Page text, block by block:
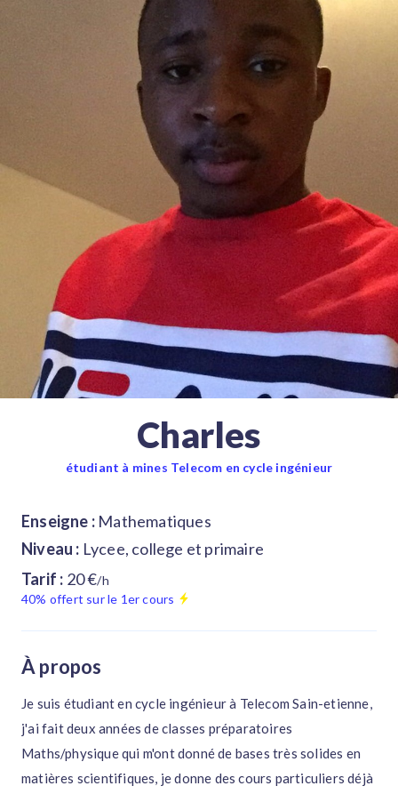
Charles
étudiant à mines Telecom en cycle ingénieur
Enseigne : Mathematiques
Niveau : Lycee, college et primaire
Tarif : 20 €/h
40% offert sur le 1er cours
À propos
Je suis étudiant en cycle ingénieur à Telecom Sain-etienne,
j'ai fait deux années de classes préparatoires
Maths/physique qui m'ont donné de bases très solides en
matières scientifiques, je donne des cours particuliers déjà